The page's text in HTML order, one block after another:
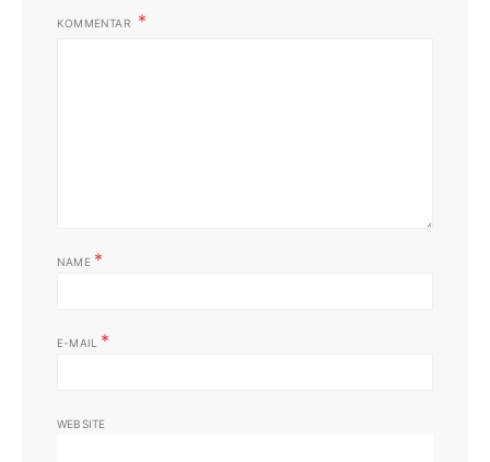
KOMMENTAR
NAME *
E-MAIL *
WEBSITE